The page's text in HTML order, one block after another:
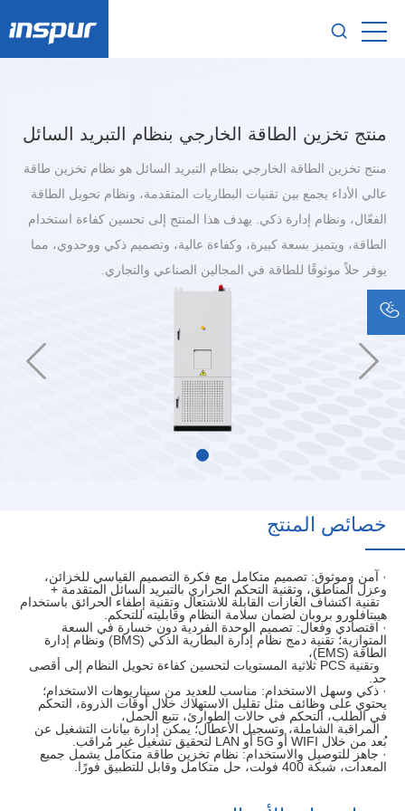
منتج تخزين الطاقة الخارجي بنظام التبريد السائل
منتج تخزين الطاقة الخارجي بنظام التبريد السائل هو نظام تخزين طاقة
عالي الأداء يجمع بين تقنيات البطاريات المتقدمة، ونظام تحويل الطاقة
الفعّال، ونظام إدارة ذكي. يهدف هذا المنتج إلى تحسين كفاءة استخدام
الطاقة، ويتميز بسعة كبيرة، وكفاءة عالية، وتصميم ذكي ووحدوي، مما
يوفر حلاً موثوقًا للطاقة في المجالين الصناعي والتجاري.
خصائص المنتج
· آمن وموثوق: تصميم متكامل مع فكرة التصميم القياسي للخزائن،
وعزل المناطق، وتقنية التحكم الحراري بالتبريد السائل المتقدمة +
تقنية اكتشاف الغازات القابلة للاشتعال وتقنية إطفاء الحرائق باستخدام
هيبتافلورو بروبان لضمان سلامة النظام وقابليته للتحكم.
· اقتصادي وفعال: تصميم الوحدة الفردية دون خسارة في السعة
المتوازية؛ تقنية دمج نظام إدارة البطارية الذكي (BMS) ونظام إدارة
الطاقة (EMS)،
وتقنية PCS ثلاثية المستويات لتحسين كفاءة تحويل النظام إلى أقصى
حد.
· ذكي وسهل الاستخدام: مناسب للعديد من سيناريوهات الاستخدام؛
يحتوي على وظائف مثل تقليل الاستهلاك خلال أوقات الذروة، التحكم
في الطلب، التحكم في حالات الطوارئ، تتبع الحمل،
المراقبة الشاملة، وتسجيل الأعطال؛ يمكن إدارة بيانات التشغيل عن
بُعد من خلال WIFI أو 5G أو LAN لتحقيق تشغيل غير مُراقب.
· جاهز للتوصيل والاستخدام: نظام تخزين طاقة متكامل يشمل جميع
المعدات، شبكة 400 فولت، حل متكامل وقابل للتطبيق فورًا.